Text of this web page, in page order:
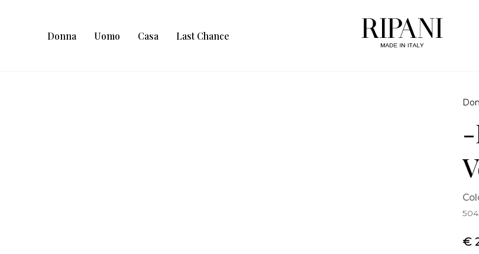
Donna Uomo Casa Last Chance
€